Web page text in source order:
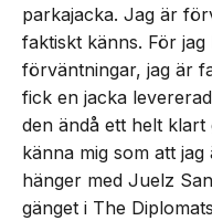
parkajacka. Jag är
faktiskt känns. För
förväntningar, jag är
fick en jacka
den ändå ett helt
känna mig som att
hänger med Juelz
gänget i The